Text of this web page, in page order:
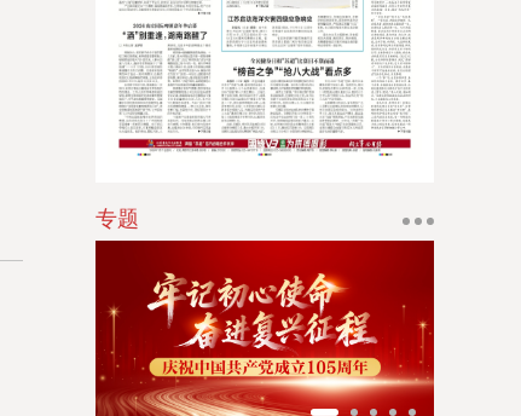
新苏商
扬子体育报
银潮
华人时刊
专题